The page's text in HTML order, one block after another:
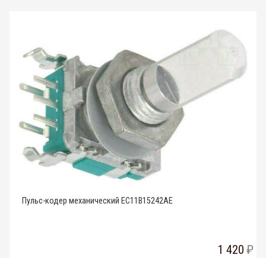
Пульс-кодер механический EC11B15242AE
1 420